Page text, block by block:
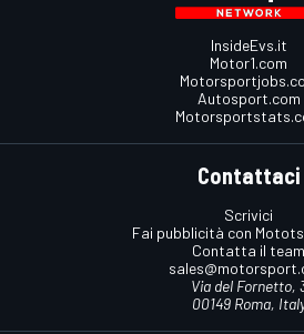
InsideEvs.it
Motor1.com
Autosport.com
Contattaci
Scrivici
Fai pubblicità con
Contatta il team
Via del Fornetto,
00149 Roma,